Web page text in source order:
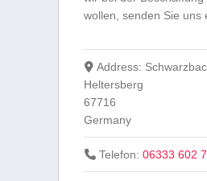
wollen, senden Sie uns
Address:
Heltersberg
67716
Germany
Telefon: 06333 602